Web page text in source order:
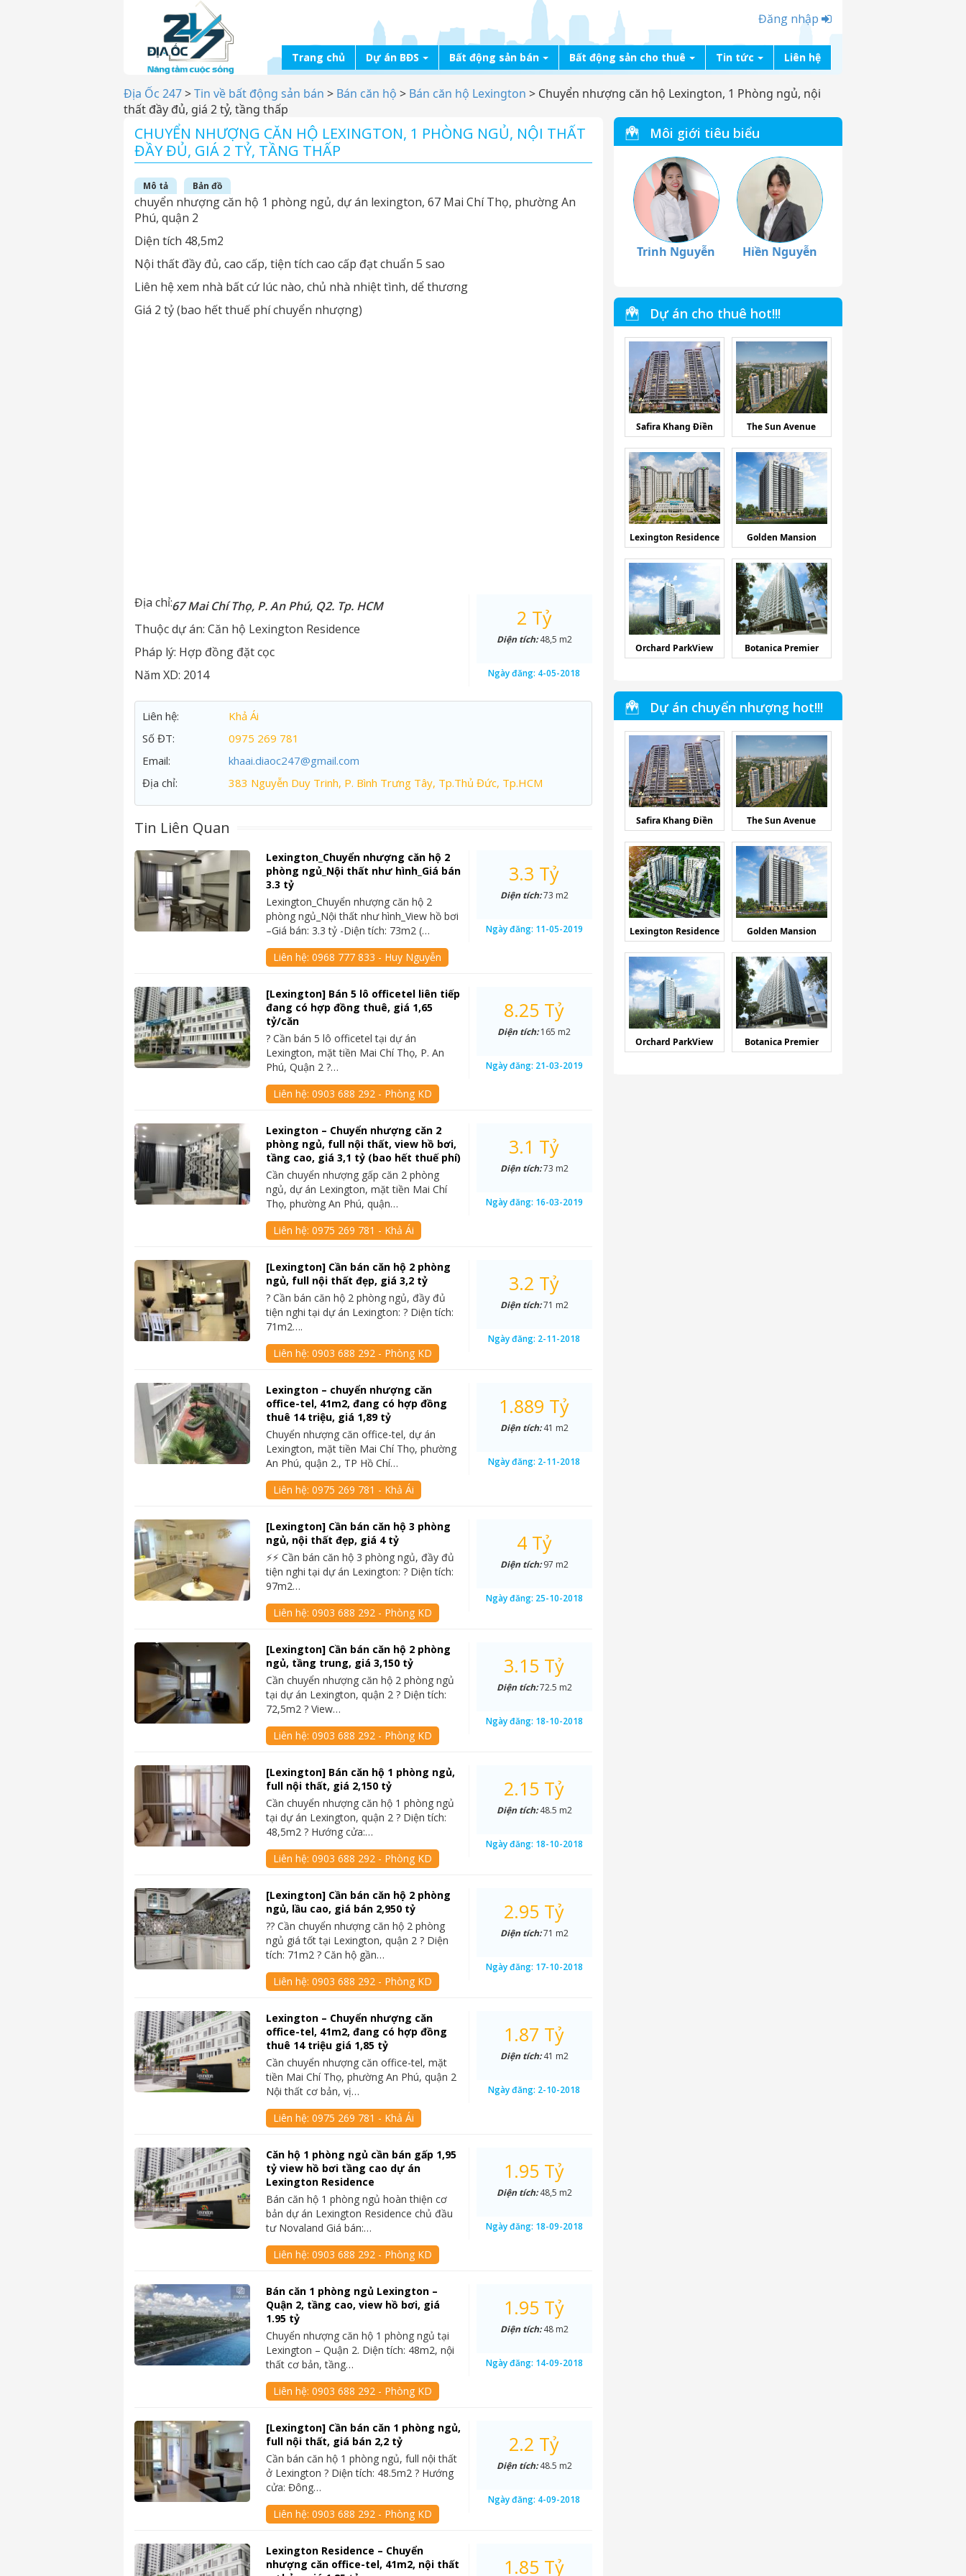
Đăng nhập
Trang chủ Dự án BĐS Bất động sản bán Bất động sản cho thuê Tin tức Liên hệ
Địa Ốc 247>Tin về bất động sản bán > Bán căn hộ > Bán căn hộ Lexington > Chuyển nhượng căn hộ Lexington, 1 Phòng ngủ, nội
thất đầy đủ, giá 2 tỷ, tầng thấp
CHUYỂN NHƯỢNG CĂN HỘ LEXINGTON, 1 PHÒNG NGỦ, NỘI THẤT
ĐẦY ĐỦ, GIÁ 2 TỶ, TẦNG THẤP
Mô tả Bản đồ
chuyển nhượng căn hộ 1 phòng ngủ, dự án lexington, 67 Mai Chí Thọ, phường An
Phú, quận 2
Diện tích 48,5m2
Nội thất đầy đủ, cao cấp, tiện tích cao cấp đạt chuẩn 5 sao
Liên hệ xem nhà bất cứ lúc nào, chủ nhà nhiệt tình, dể thương
Giá 2 tỷ (bao hết thuế phí chuyển nhượng)
Địa chỉ:67 Mai Chí Thọ, P. An Phú, Q2. Tp. HCM
Thuộc dự án: Căn hộ Lexington Residence
Pháp lý: Hợp đồng đặt cọc
Năm XD: 2014
2 Tỷ
Diện tích:48,5 m2
Ngày đăng: 4-05-2018
Liên hệ:
Khả Ái
Số ĐT:
0975 269 781
Email:
khaai.diaoc247@gmail.com
Địa chỉ:
383 Nguyễn Duy Trinh, P. Bình Trưng Tây, Tp.Thủ Đức, Tp.HCM
Tin Liên Quan
Lexington_Chuyển nhượng căn hộ 2
phòng ngủ_Nội thất như hình_Giá bán
3.3 tỷ
Lexington_Chuyển nhượng căn hộ 2
phòng ngủ_Nội thất như hình_View hồ bơi
–Giá bán: 3.3 tỷ -Diện tích: 73m2 (…
Liên hệ:0968 777 833 - Huy Nguyễn
3.3 Tỷ
Diện tích:73 m2
Ngày đăng: 11-05-2019
[Lexington] Bán 5 lô officetel liên tiếp
đang có hợp đồng thuê, giá 1,65
tỷ/căn
? Cần bán 5 lô officetel tại dự án
Lexington, mặt tiền Mai Chí Thọ, P. An
Phú, Quận 2 ?…
Liên hệ:0903 688 292 - Phòng KD
8.25 Tỷ
Diện tích:165 m2
Ngày đăng: 21-03-2019
Lexington – Chuyển nhượng căn 2
phòng ngủ, full nội thất, view hồ bơi,
tầng cao, giá 3,1 tỷ (bao hết thuế phí)
Cần chuyển nhượng gấp căn 2 phòng
ngủ, dự án Lexington, mặt tiền Mai Chí
Thọ, phường An Phú, quận…
Liên hệ:0975 269 781 - Khả Ái
3.1 Tỷ
Diện tích:73 m2
Ngày đăng: 16-03-2019
[Lexington] Cần bán căn hộ 2 phòng
ngủ, full nội thất đẹp, giá 3,2 tỷ
? Cần bán căn hộ 2 phòng ngủ, đầy đủ
tiện nghi tại dự án Lexington: ? Diện tích:
71m2….
Liên hệ:0903 688 292 - Phòng KD
3.2 Tỷ
Diện tích:71 m2
Ngày đăng: 2-11-2018
Lexington – chuyển nhượng căn
office-tel, 41m2, đang có hợp đồng
thuê 14 triệu, giá 1,89 tỷ
Chuyển nhượng căn office-tel, dự án
Lexington, mặt tiền Mai Chí Thọ, phường
An Phú, quận 2., TP Hồ Chí…
Liên hệ:0975 269 781 - Khả Ái
1.889 Tỷ
Diện tích:41 m2
Ngày đăng: 2-11-2018
[Lexington] Cần bán căn hộ 3 phòng
ngủ, nội thất đẹp, giá 4 tỷ
⚡⚡ Cần bán căn hộ 3 phòng ngủ, đầy đủ
tiện nghi tại dự án Lexington: ? Diện tích:
97m2…
Liên hệ:0903 688 292 - Phòng KD
4 Tỷ
Diện tích:97 m2
Ngày đăng: 25-10-2018
[Lexington] Cần bán căn hộ 2 phòng
ngủ, tầng trung, giá 3,150 tỷ
Cần chuyển nhượng căn hộ 2 phòng ngủ
tại dự án Lexington, quận 2 ? Diện tích:
72,5m2 ? View…
Liên hệ:0903 688 292 - Phòng KD
3.15 Tỷ
Diện tích:72.5 m2
Ngày đăng: 18-10-2018
[Lexington] Bán căn hộ 1 phòng ngủ,
full nội thất, giá 2,150 tỷ
Cần chuyển nhượng căn hộ 1 phòng ngủ
tại dự án Lexington, quận 2 ? Diện tích:
48,5m2 ? Hướng cửa:…
Liên hệ:0903 688 292 - Phòng KD
2.15 Tỷ
Diện tích:48.5 m2
Ngày đăng: 18-10-2018
[Lexington] Cần bán căn hộ 2 phòng
ngủ, lầu cao, giá bán 2,950 tỷ
?? Cần chuyển nhượng căn hộ 2 phòng
ngủ giá tốt tại Lexington, quận 2 ? Diện
tích: 71m2 ? Căn hộ gần…
Liên hệ:0903 688 292 - Phòng KD
2.95 Tỷ
Diện tích:71 m2
Ngày đăng: 17-10-2018
Lexington – Chuyển nhượng căn
office-tel, 41m2, đang có hợp đồng
thuê 14 triệu giá 1,85 tỷ
Cần chuyển nhượng căn office-tel, mặt
tiền Mai Chí Thọ, phường An Phú, quận 2
Nội thất cơ bản, vị…
Liên hệ:0975 269 781 - Khả Ái
1.87 Tỷ
Diện tích:41 m2
Ngày đăng: 2-10-2018
Căn hộ 1 phòng ngủ cần bán gấp 1,95
tỷ view hồ bơi tầng cao dự án
Lexington Residence
Bán căn hộ 1 phòng ngủ hoàn thiện cơ
bản dự án Lexington Residence chủ đầu
tư Novaland Giá bán:…
Liên hệ:0903 688 292 - Phòng KD
1.95 Tỷ
Diện tích:48,5 m2
Ngày đăng: 18-09-2018
Bán căn 1 phòng ngủ Lexington –
Quận 2, tầng cao, view hồ bơi, giá
1.95 tỷ
Chuyển nhượng căn hộ 1 phòng ngủ tại
Lexington – Quận 2. Diện tích: 48m2, nội
thất cơ bản, tầng…
Liên hệ:0903 688 292 - Phòng KD
1.95 Tỷ
Diện tích:48 m2
Ngày đăng: 14-09-2018
[Lexington] Cần bán căn 1 phòng ngủ,
full nội thất, giá bán 2,2 tỷ
Cần bán căn hộ 1 phòng ngủ, full nội thất
ở Lexington ? Diện tích: 48.5m2 ? Hướng
cửa: Đông…
Liên hệ:0903 688 292 - Phòng KD
2.2 Tỷ
Diện tích:48.5 m2
Ngày đăng: 4-09-2018
Lexington Residence – Chuyển
nhượng căn office-tel, 41m2, nội thất
1.85 Tỷ
Môi giới tiêu biểu
Trinh Nguyễn Hiền Nguyễn
Dự án cho thuê hot!!!
Safira Khang Điền The Sun Avenue
Lexington Residence Golden Mansion
Orchard ParkView Botanica Premier
Dự án chuyển nhượng hot!!!
Safira Khang Điền The Sun Avenue
Lexington Residence Golden Mansion
Orchard ParkView Botanica Premier